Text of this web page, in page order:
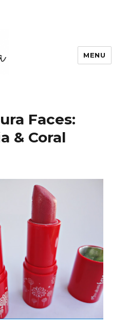
MENU
Faces:
& Coral